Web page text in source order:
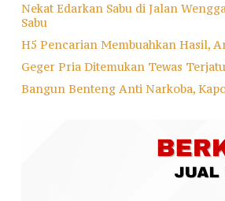
Nekat Edarkan Sabu di Jalan
Sabu
H5 Pencarian Membuahkan Hasil,
Geger Pria Ditemukan Tewas
Bangun Benteng Anti Narkoba,